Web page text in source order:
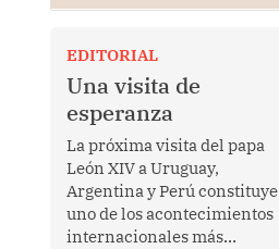
EDITORIAL
Una visita de
esperanza
La próxima visita del papa
León XIV a Uruguay,
Argentina y Perú constituye
uno de los acontecimientos
internacionales más